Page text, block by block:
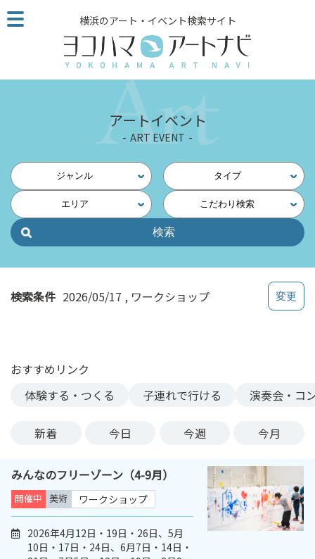
こ
の
ジ
読
他
ペ
の
横浜のアート・イベント検索サイト
アートイベント
ART EVENT
ジャンル タイプ
エリア こだわり検索
検索条件 2026/05/17 ワークショップ
おすすめリンク
体験する・つくる
子連れで行ける 演奏会・コ
新着 今日 今週 今月
みんなのフリーゾーン（4-9月）
開催中 美術 ワークショップ
2026年4月12日・19日・26日、5月
10日・17日・24日、6月7日・14日・